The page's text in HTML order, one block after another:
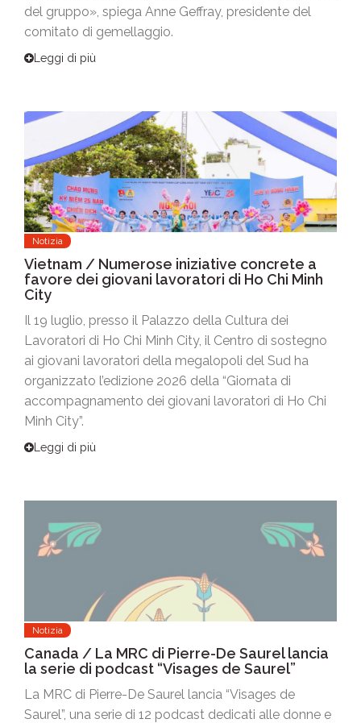
del gruppo», spiega Anne Geffray, presidente del
comitato di gemellaggio.
Leggi di più
Notizia
Vietnam / Numerose iniziative concrete a
favore dei giovani lavoratori di Ho Chi Minh
City
Il 19 luglio, presso il Palazzo della Cultura dei
Lavoratori di Ho Chi Minh City, il Centro di sostegno
ai giovani lavoratori della megalopoli del Sud ha
organizzato l’edizione 2026 della “Giornata di
accompagnamento dei giovani lavoratori di Ho Chi
Minh City”.
Leggi di più
Notizia
Canada / La MRC di Pierre-De Saurel lancia
la serie di podcast “Visages de Saurel”
La MRC di Pierre-De Saurel lancia “Visages de
Saurel”, una serie di 12 podcast dedicati alle donne e